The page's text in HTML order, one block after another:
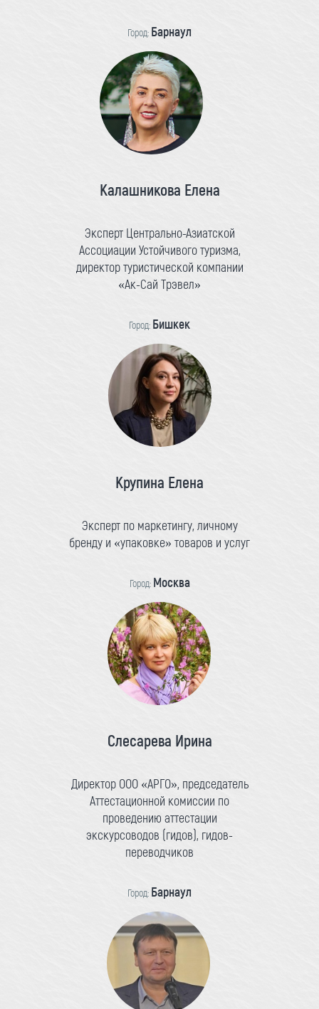
Город: Барнаул
Калашникова Елена
Эксперт Центрально-Азиатской
Ассоциации Устойчивого туризма,
директор туристической компании
«Ак-Сай Трэвел»
Город: Бишкек
Крупина Елена
Эксперт по маркетингу, личному
бренду и «упаковке» товаров и услуг
Город: Москва
Слесарева Ирина
Директор ООО «АРГО», председатель
Аттестационной комиссии по
проведению аттестации
экскурсоводов (гидов), гидов-
переводчиков
Город: Барнаул